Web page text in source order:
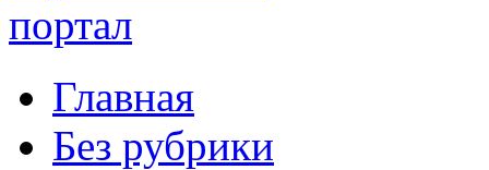
Главная
Без рубрики